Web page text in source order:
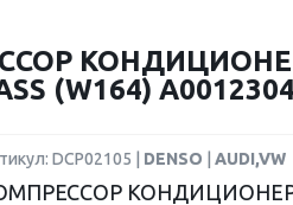
КОНДИЦИОНЕРА
(W164)
DCP02105 | DENSO AUDI,VW
КОНДИЦИОНЕРА